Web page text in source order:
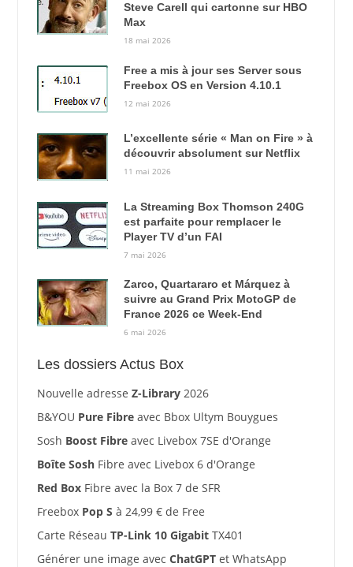
Steve Carell qui cartonne sur HBO
Max
18 mai 2026
Free a mis à jour ses Server sous
Freebox OS en Version 4.10.1
12 mai 2026
L’excellente série « Man on Fire » à
découvrir absolument sur Netflix
11 mai 2026
La Streaming Box Thomson 240G
est parfaite pour remplacer le
Player TV d’un FAI
7 mai 2026
Zarco, Quartararo et Márquez à
suivre au Grand Prix MotoGP de
France 2026 ce Week-End
6 mai 2026
Les dossiers Actus Box
Nouvelle adresse Z-Library2026
B&YOU Pure Fibreavec Bbox Ultym Bouygues
Sosh Boost Fibreavec Livebox 7SE d'Orange
Boîte SoshFibre avec Livebox 6 d'Orange
Red BoxFibre avec la Box 7 de SFR
Freebox Pop S à 24,99 € de Free
Carte Réseau TP-Link 10 GigabitTX401
Générer une image avec ChatGPTet WhatsApp